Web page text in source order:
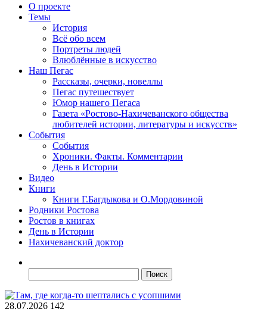
О проекте
Темы
История
Всё обо всем
Портреты людей
Влюблённые в искусство
Наш Пегас
Рассказы, очерки, новеллы
Пегас путешествует
Юмор нашего Пегаса
Газета «Ростово-Нахичеванского общества
любителей истории, литературы и искусств»
События
События
Хроники. Факты. Комментарии
День в Истории
Видео
Книги
Книги Г.Багдыкова и О.Мордовиной
Родники Ростова
Ростов в книгах
День в Истории
Нахичеванский доктор
28.07.2026 142